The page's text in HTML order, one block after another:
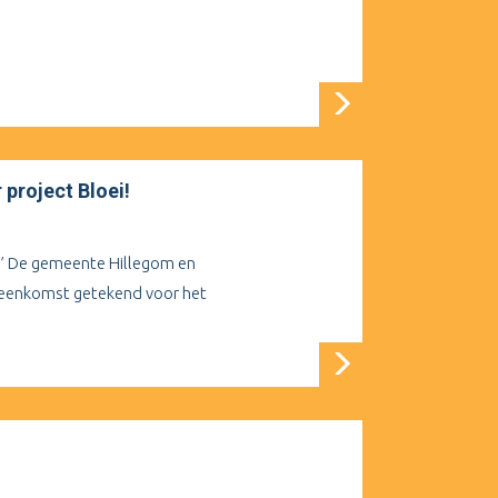
project Bloei!
De gemeente Hillegom en
getekend voor het